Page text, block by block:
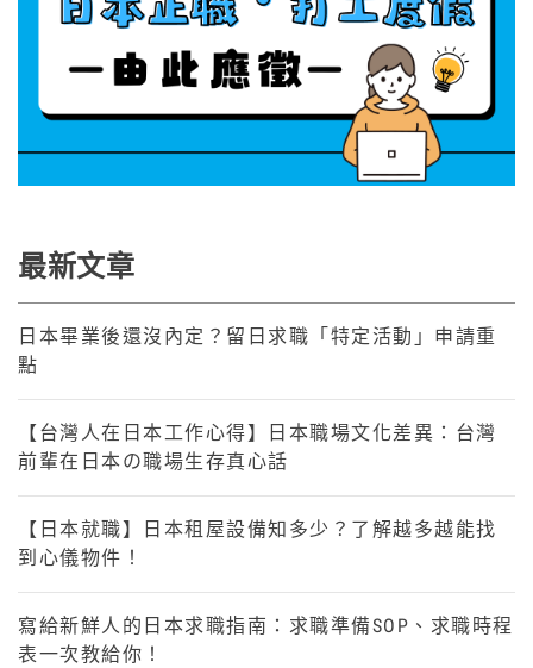
最新文章
日本畢業後還沒內定？留日求職「特定活動」申請重
點
【台灣人在日本工作心得】日本職場文化差異：台灣
前輩在日本の職場生存真心話
【日本就職】日本租屋設備知多少？了解越多越能找
到心儀物件！
寫給新鮮人的日本求職指南：求職準備SOP、求職時程
表一次教給你！